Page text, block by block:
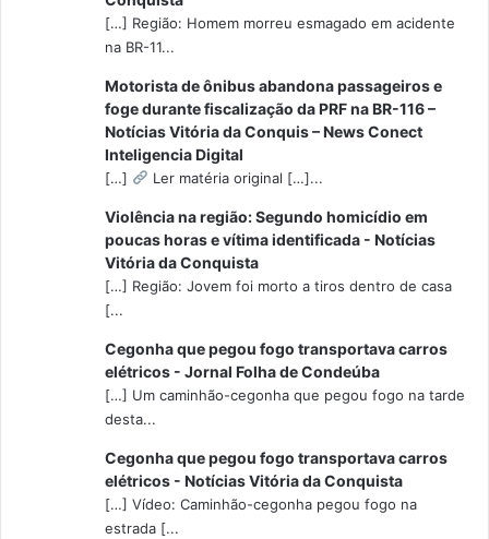
[…] Região: Homem morreu esmagado em acidente
na BR-11...
Motorista de ônibus abandona passageiros e
foge durante fiscalização da PRF na BR-116 –
Notícias Vitória da Conquis – News Conect
Inteligencia Digital
[…] Ler matéria original […]...
Violência na região: Segundo homicídio em
poucas horas e vítima identificada - Notícias
Vitória da Conquista
[…] Região: Jovem foi morto a tiros dentro de casa
[...
Cegonha que pegou fogo transportava carros
elétricos - Jornal Folha de Condeúba
[…] Um caminhão-cegonha que pegou fogo na tarde
desta...
Cegonha que pegou fogo transportava carros
elétricos - Notícias Vitória da Conquista
[…] Vídeo: Caminhão-cegonha pegou fogo na
estrada [...